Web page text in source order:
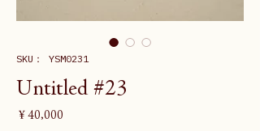
SKU： YSM0231
Untitled #23
￥40,000